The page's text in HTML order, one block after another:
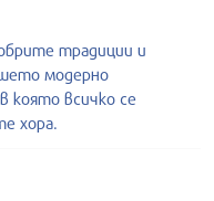
традиции и
модерно
която всичко се
хора.